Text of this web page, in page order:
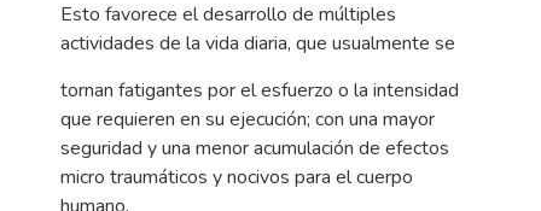
Esto favorece el desarrollo de múltiples
actividades de la vida diaria, que usualmente se
tornan fatigantes por el esfuerzo o la intensidad
que requieren en su ejecución; con una mayor
seguridad y una menor acumulación de efectos
micro traumáticos y nocivos para el cuerpo